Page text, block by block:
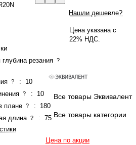
резания ?
? :
10
? :
10
плане ? :
180
длина ? : 75
Нашли дешевле?
Цена указана с
22% НДС.
Все товары Эквивалент
Все товары категории
Цена по акции